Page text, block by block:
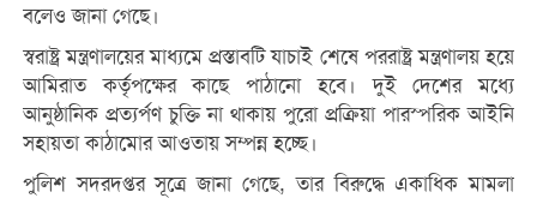
বলেও জানা গেছে।
স্বরাষ্ট্র মন্ত্রণালয়ের মাধ্যমে প্রস্তাবটি যাচাই শেষে পররাষ্ট্র মন্ত্রণালয় হয়ে
আমিরাত কর্তৃপক্ষের কাছে পাঠানো হবে। দুই দেশের মধ্যে
আনুষ্ঠানিক প্রত্যর্পণ চুক্তি না থাকায় পুরো প্রক্রিয়া পারস্পরিক আইনি
সহায়তা কাঠামোর আওতায় সম্পন্ন হচ্ছে।
পুলিশ সদরদপ্তর সূত্রে জানা গেছে, তার বিরুদ্ধে একাধিক মামলা